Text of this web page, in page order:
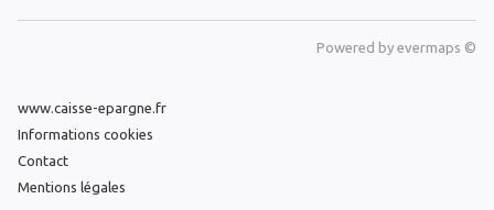
Powered by evermaps ©
www.caisse-epargne.fr
Informations cookies
Contact
Mentions légales